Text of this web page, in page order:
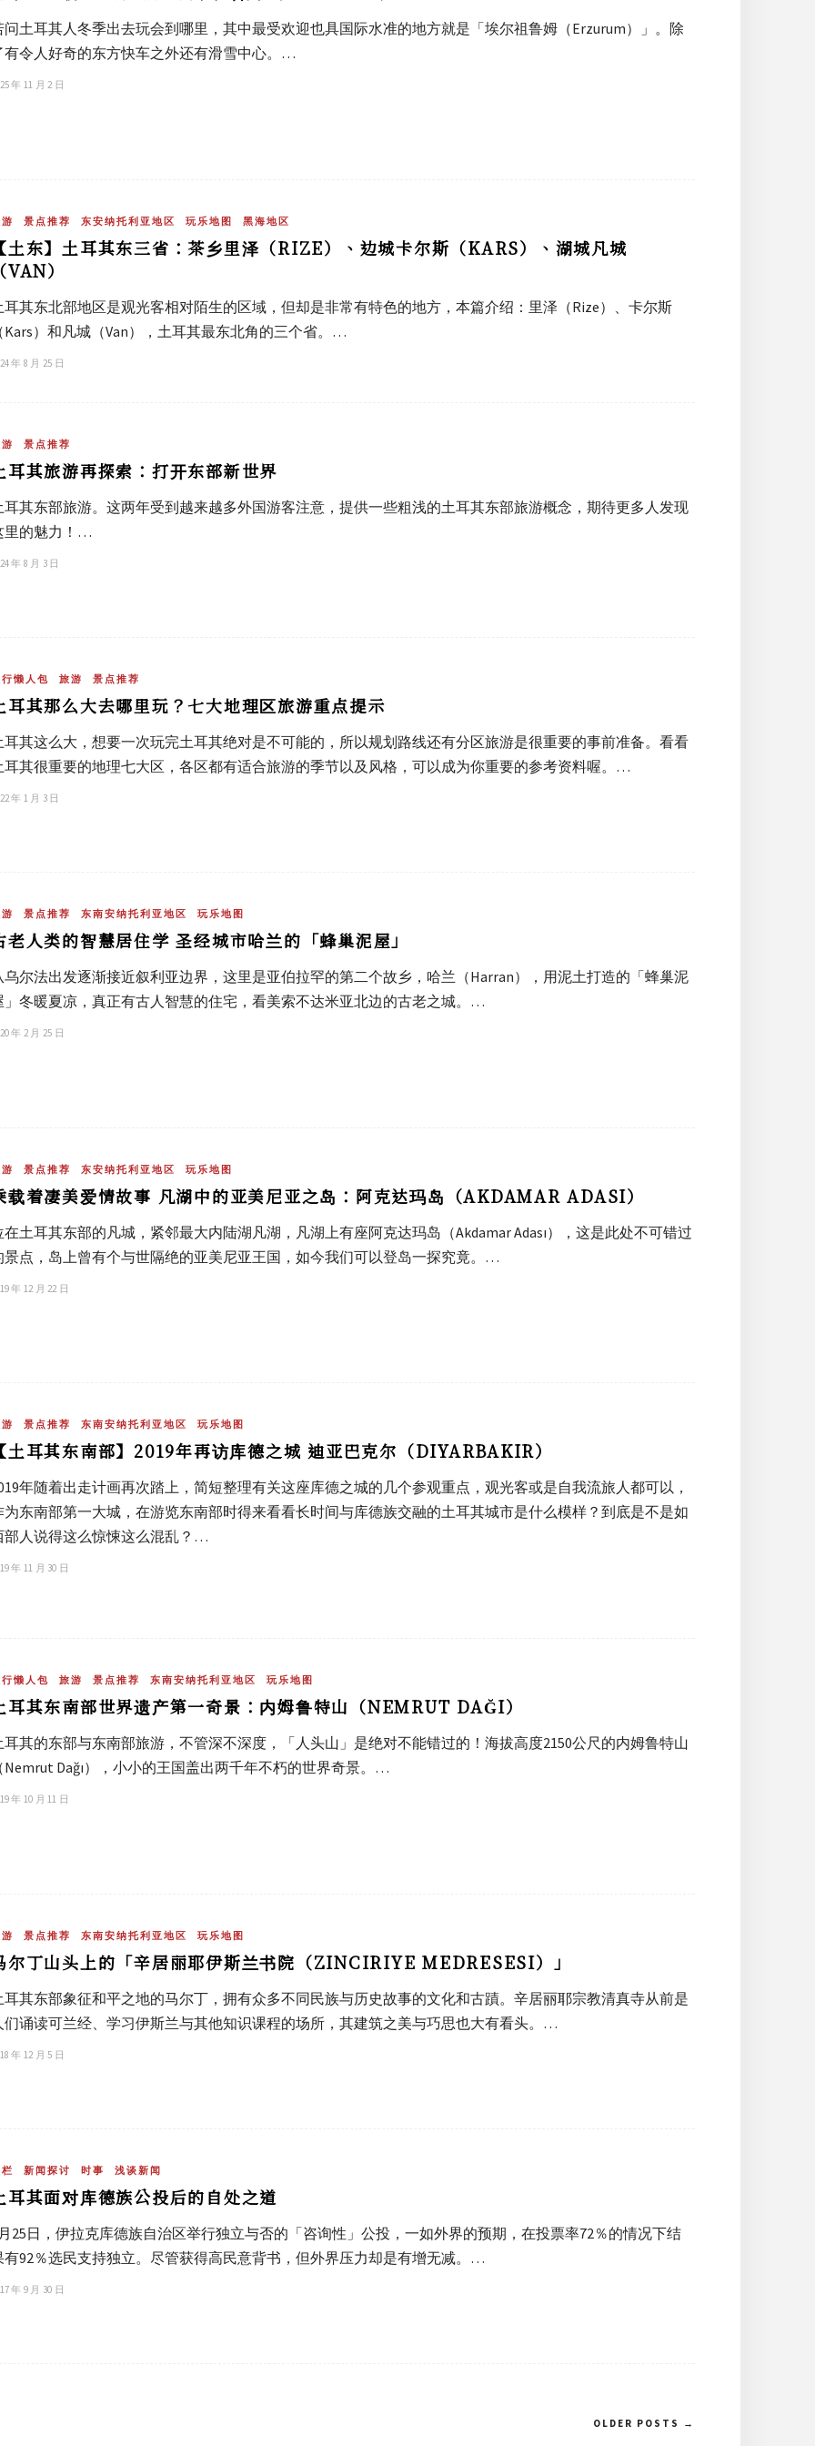
问土耳其人冬季出去玩会到哪里，其中最受欢迎也具国际水准的地方就是「埃尔祖鲁姆（Erzurum）」。除
有令人好奇的东方快车之外还有滑雪中心。…
年 11 月 2 日
景点推荐 东安纳托利亚地区 玩乐地图 黑海地区
土东】土耳其东三省：茶乡里泽（RIZE）、边城卡尔斯（KARS）、湖城凡城
VAN）
耳其东北部地区是观光客相对陌生的区域，但却是非常有特色的地方，本篇介绍：里泽（Rize）、卡尔斯
Kars）和凡城（Van），土耳其最东北角的三个省。…
年 8 月 25 日
景点推荐
耳其旅游再探索：打开东部新世界
耳其东部旅游。这两年受到越来越多外国游客注意，提供一些粗浅的土耳其东部旅游概念，期待更多人发现
里的魅力！…
年 8 月 3 日
懒人包 旅游 景点推荐
耳其那么大去哪里玩？七大地理区旅游重点提示
耳其这么大，想要一次玩完土耳其绝对是不可能的，所以规划路线还有分区旅游是很重要的事前准备。看看
耳其很重要的地理七大区，各区都有适合旅游的季节以及风格，可以成为你重要的参考资料喔。…
年 1 月 3 日
景点推荐 东南安纳托利亚地区 玩乐地图
老人类的智慧居住学 圣经城市哈兰的「蜂巢泥屋」
乌尔法出发逐渐接近叙利亚边界，这里是亚伯拉罕的第二个故乡，哈兰（Harran），用泥土打造的「蜂巢泥
」冬暖夏凉，真正有古人智慧的住宅，看美索不达米亚北边的古老之城。…
年 2 月 25 日
景点推荐 东安纳托利亚地区 玩乐地图
载着凄美爱情故事 凡湖中的亚美尼亚之岛：阿克达玛岛（AKDAMAR ADASI）
在土耳其东部的凡城，紧邻最大内陆湖凡湖，凡湖上有座阿克达玛岛（Akdamar Adası），这是此处不可错过
景点，岛上曾有个与世隔绝的亚美尼亚王国，如今我们可以登岛一探究竟。…
年 12 月 22 日
景点推荐 东南安纳托利亚地区 玩乐地图
土耳其东南部】2019年再访库德之城 迪亚巴克尔（DIYARBAKIR）
年随着出走计画再次踏上，简短整理有关这座库德之城的几个参观重点，观光客或是自我流旅人都可以，
为东南部第一大城，在游览东南部时得来看看长时间与库德族交融的土耳其城市是什么模样？到底是不是如
部人说得这么惊悚这么混乱？…
年 11 月 30 日
懒人包 旅游 景点推荐 东南安纳托利亚地区 玩乐地图
耳其东南部世界遗产第一奇景：内姆鲁特山（NEMRUT DAĞI）
耳其的东部与东南部旅游，不管深不深度，「人头山」是绝对不能错过的！海拔高度2150公尺的内姆鲁特山
Nemrut Dağı），小小的王国盖出两千年不朽的世界奇景。…
年 10 月 11 日
景点推荐 东南安纳托利亚地区 玩乐地图
尔丁山头上的「辛居丽耶伊斯兰书院（ZINCIRIYE MEDRESESI）」
耳其东部象征和平之地的马尔丁，拥有众多不同民族与历史故事的文化和古蹟。辛居丽耶宗教清真寺从前是
们诵读可兰经、学习伊斯兰与其他知识课程的场所，其建筑之美与巧思也大有看头。…
年 12 月 5 日
新闻探讨 时事 浅谈新闻
耳其面对库德族公投后的自处之道
25日，伊拉克库德族自治区举行独立与否的「咨询性」公投，一如外界的预期，在投票率72％的情况下结
有92％选民支持独立。尽管获得高民意背书，但外界压力却是有增无减。…
年 9 月 30 日
OLDER POSTS →